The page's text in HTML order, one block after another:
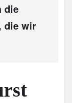
die
die wir